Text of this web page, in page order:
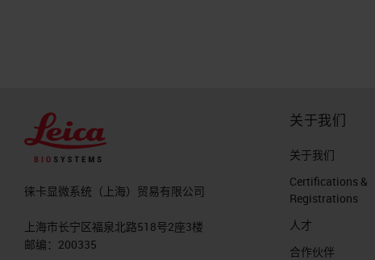
徕卡显微系统（上海）贸易有限公司
上海市长宁区福泉北路518号2座3楼
邮编：200335
关于我们
关于我们
Certifications &
Registrations
人才
合作伙伴